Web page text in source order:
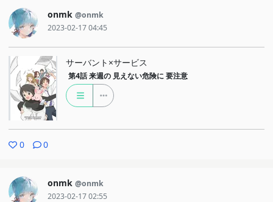
onmk @onmk
2023-02-17 04:45
サーバント×サービス
第4話 来週の 見えない危険に 要注意
0 0
onmk @onmk
2023-02-17 02:55